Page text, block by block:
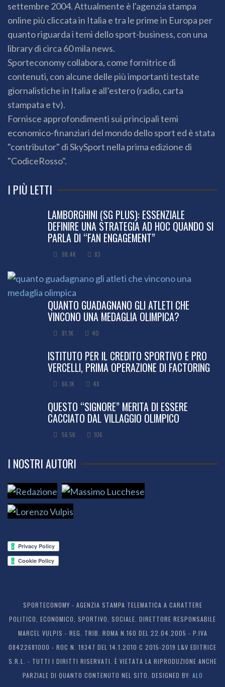
settembre 2004. Attualmente è l'agenzia stampa
online più cliccata in Italia e tra le prime in Europa per
quanto riguarda i temi dello sport-business, con una
library di circa 60 mila news.
Sporteconomy collabora, come fornitrice di
contenuti, con alcune delle più importanti testate
giornalistiche in Italia e all’estero (radio, carta
stampata e tv).
Fornisce approfondimenti sui principali temi
economico-finanziari del mondo dello sport ed è stata
"contributor" di SkySport nella prima edizione di
"CodiceRosso".
I PIÙ LETTI
LAMBORGHINI (SG PLUS): ESSENZIALE
DEFINIRE UNA STRATEGIA AD HOC QUANDO SI
PARLA DI “FAN ENGAGEMENT”
98.4K 83
QUANTO GUADAGNANO GLI ATLETI CHE
VINCONO UNA MEDAGLIA OLIMPICA?
81.1K 40
ISTITUTO PER IL CREDITO SPORTIVO E PRO
VERCELLI, PRIMA OPERAZIONE DI FACTORING
66.1K 48
QUESTO “SIGNORE” MERITA DI ESSERE
CACCIATO DAL VILLAGGIO OLIMPICO
56.5K 106
I NOSTRI AUTORI
SPORTECONOMY - AGENZIA STAMPA TELEMATICA A CARATTERE
POLITICO, ECONOMICO, SPORTIVO, SOCIALE. DIRETTORE RESPONSABILE
MARCEL VULPIS - REG. TRIB. ROMA N.160 DEL 22.04.2005 - P.IVA
08422681000 - ROC N. 19347 DEL 14.1.2010 C 2015-2019 L&V EDITRICE
S.R.L. - TUTTI I DIRITTI RISERVATI. È VIETATA LA RIPRODUZIONE ANCHE
PARZIALE DI QUANTO CONTENUTO NEL SITO. DESIGNED BY: ALO